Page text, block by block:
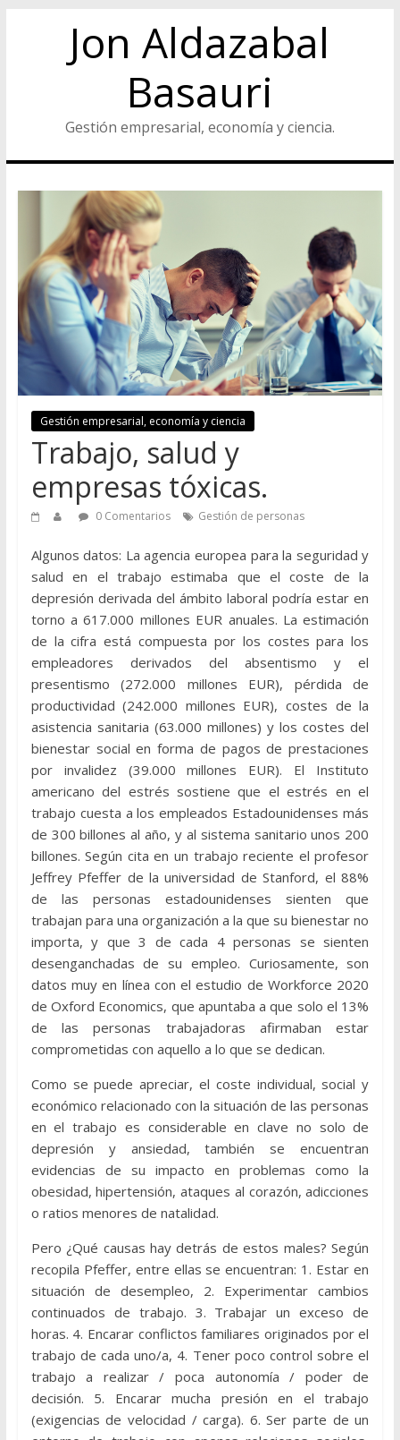
Jon Aldazabal
Basauri
Gestión empresarial, economía y ciencia.
Gestión empresarial, economía y ciencia
Trabajo, salud y
empresas tóxicas.
0 Comentarios Gestión de personas
Algunos datos: La agencia europea para la seguridad y
salud en el trabajo estimaba que el coste de la
depresión derivada del ámbito laboral podría estar en
torno a 617.000 millones EUR anuales. La estimación
de la cifra está compuesta por los costes para los
empleadores derivados del absentismo y el
presentismo (272.000 millones EUR), pérdida de
productividad (242.000 millones EUR), costes de la
asistencia sanitaria (63.000 millones) y los costes del
bienestar social en forma de pagos de prestaciones
por invalidez (39.000 millones EUR). El Instituto
americano del estrés sostiene que el estrés en el
trabajo cuesta a los empleados Estadounidenses más
de 300 billones al año, y al sistema sanitario unos 200
billones. Según cita en un trabajo reciente el profesor
Jeffrey Pfeffer de la universidad de Stanford, el 88%
de las personas estadounidenses sienten que
trabajan para una organización a la que su bienestar no
importa, y que 3 de cada 4 personas se sienten
desenganchadas de su empleo. Curiosamente, son
datos muy en línea con el estudio de Workforce 2020
de Oxford Economics, que apuntaba a que solo el 13%
de las personas trabajadoras afirmaban estar
comprometidas con aquello a lo que se dedican.
Como se puede apreciar, el coste individual, social y
económico relacionado con la situación de las personas
en el trabajo es considerable en clave no solo de
depresión y ansiedad, también se encuentran
evidencias de su impacto en problemas como la
obesidad, hipertensión, ataques al corazón, adicciones
o ratios menores de natalidad.
Pero ¿Qué causas hay detrás de estos males? Según
recopila Pfeffer, entre ellas se encuentran: 1. Estar en
situación de desempleo, 2. Experimentar cambios
continuados de trabajo. 3. Trabajar un exceso de
horas. 4. Encarar conflictos familiares originados por el
trabajo de cada uno/a, 4. Tener poco control sobre el
trabajo a realizar / poca autonomía / poder de
decisión. 5. Encarar mucha presión en el trabajo
(exigencias de velocidad / carga). 6. Ser parte de un